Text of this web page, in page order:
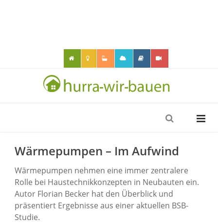
Wärmepumpen – Im Aufwind
Wärmepumpen nehmen eine immer zentralere
Rolle bei Haustechnikkonzepten in Neubauten ein.
Autor Florian Becker hat den Überblick und
präsentiert Ergebnisse aus einer aktuellen BSB-
Studie.